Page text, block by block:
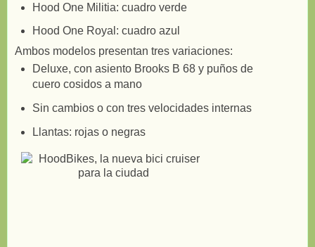
Hood One Militia: cuadro verde
Hood One Royal: cuadro azul
Ambos modelos presentan tres variaciones:
Deluxe, con asiento Brooks B 68 y puños de
cuero cosidos a mano
Sin cambios o con tres velocidades internas
Llantas: rojas o negras